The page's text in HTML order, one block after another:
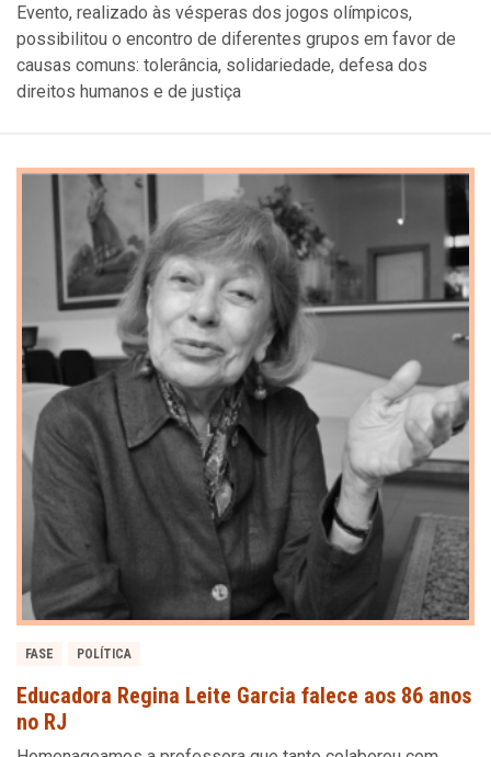
Evento, realizado às vésperas dos jogos olímpicos,
possibilitou o encontro de diferentes grupos em favor de
causas comuns: tolerância, solidariedade, defesa dos
direitos humanos e de justiça
FASE POLÍTICA
Educadora Regina Leite Garcia falece aos 86 anos
no RJ